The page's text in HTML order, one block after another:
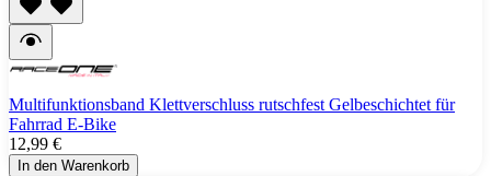
Multifunktionsband Klettverschluss rutschfest Gelbeschichtet für
Fahrrad E-Bike
12,99 €
In den Warenkorb